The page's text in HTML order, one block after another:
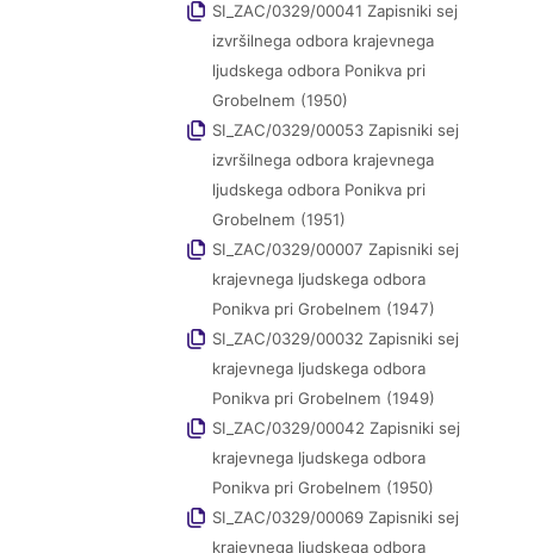
SI_ZAC/0329/00041 Zapisniki sej
izvršilnega odbora krajevnega
ljudskega odbora Ponikva pri
Grobelnem (1950)
SI_ZAC/0329/00053 Zapisniki sej
izvršilnega odbora krajevnega
ljudskega odbora Ponikva pri
Grobelnem (1951)
SI_ZAC/0329/00007 Zapisniki sej
krajevnega ljudskega odbora
Ponikva pri Grobelnem (1947)
SI_ZAC/0329/00032 Zapisniki sej
krajevnega ljudskega odbora
Ponikva pri Grobelnem (1949)
SI_ZAC/0329/00042 Zapisniki sej
krajevnega ljudskega odbora
Ponikva pri Grobelnem (1950)
SI_ZAC/0329/00069 Zapisniki sej
krajevnega ljudskega odbora